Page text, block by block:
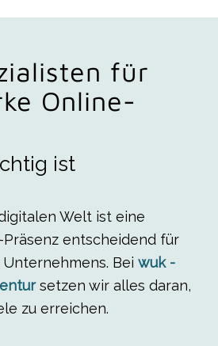
für
Online-
ist
Welt ist eine
entscheidend für
Bei wuk -
setzen wir alles daran,
zu erreichen.